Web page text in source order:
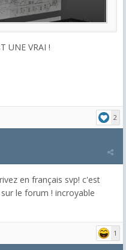
UNE VRAI !
2
en français svp! c'est
le forum ! incroyable
1